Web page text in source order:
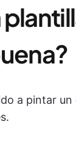
a pintar